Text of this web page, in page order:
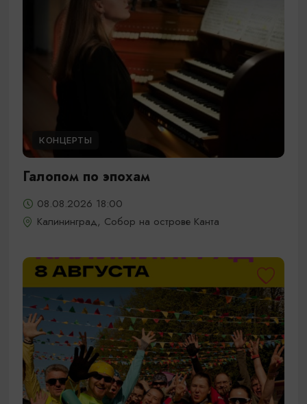
КОНЦЕРТЫ
Галопом по эпохам
08.08.2026 18:00
Калининград, Собор на острове Канта